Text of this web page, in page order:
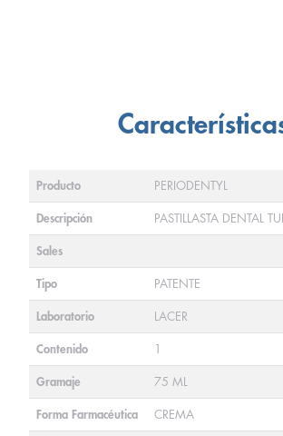
Producto PERIODENTYL
Descripción PASTILLASTA DENTAL
Sales
Tipo PATENTE
Laboratorio LACER
Contenido 1
Gramaje 75 ML
Forma Farmacéutica CREMA